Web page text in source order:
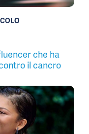
che ha
il cancro